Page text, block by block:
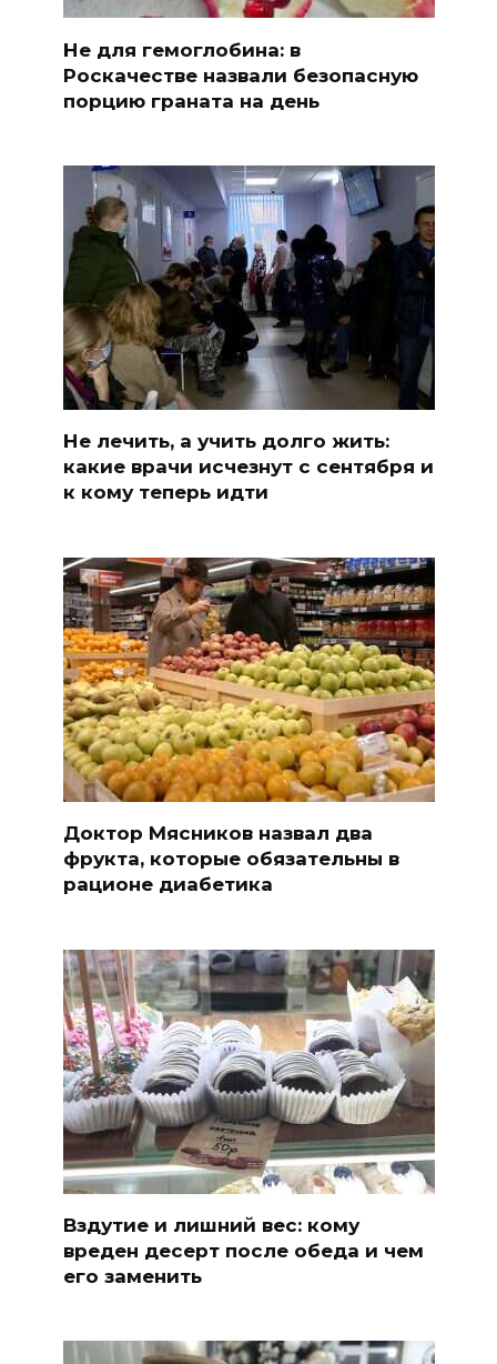
Не для гемоглобина: в
Роскачестве назвали безопасную
порцию граната на день
Не лечить, а учить долго жить:
какие врачи исчезнут с сентября и
к кому теперь идти
Доктор Мясников назвал два
фрукта, которые обязательны в
рационе диабетика
Вздутие и лишний вес: кому
вреден десерт после обеда и чем
его заменить